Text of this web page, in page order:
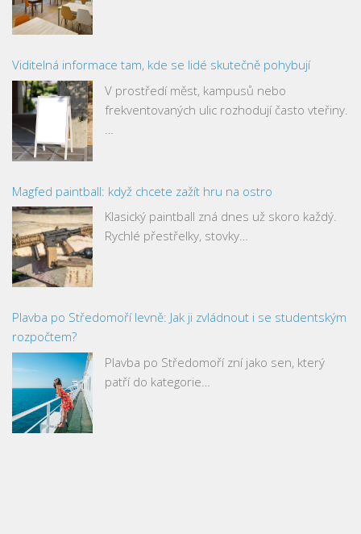
Viditelná informace tam, kde se lidé skutečně pohybují
V prostředí měst, kampusů nebo
frekventovaných ulic rozhodují často vteřiny.
Magfed paintball: když chcete zažít hru na ostro
Klasický paintball zná dnes už skoro každý.
Rychlé přestřelky, stovky…
Plavba po Středomoří levně: Jak ji zvládnout i se studentským
rozpočtem?
Plavba po Středomoří zní jako sen, který
patří do kategorie…